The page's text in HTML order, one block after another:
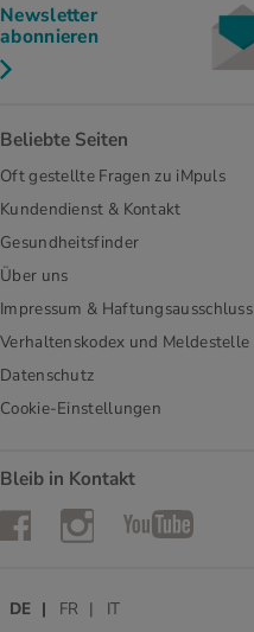
Newsletter
abonnieren
Beliebte Seiten
Oft gestellte Fragen zu iMpuls
Kundendienst & Kontakt
Gesundheitsfinder
Über uns
Impressum & Haftungsausschluss
Verhaltenskodex und Meldestelle
Datenschutz
Cookie-Einstellungen
Bleib in Kontakt
FacebookInstagramYouTube
DE FR IT